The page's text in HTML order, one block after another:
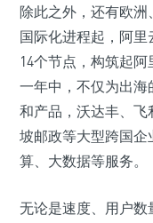
除此之外，还有欧洲
国际化进程起，阿
14个节点，构筑起
一年中，不仅为出
和产品，沃达丰、
坡邮政等大型跨国
算、大数据等服务。
无论是速度、用户